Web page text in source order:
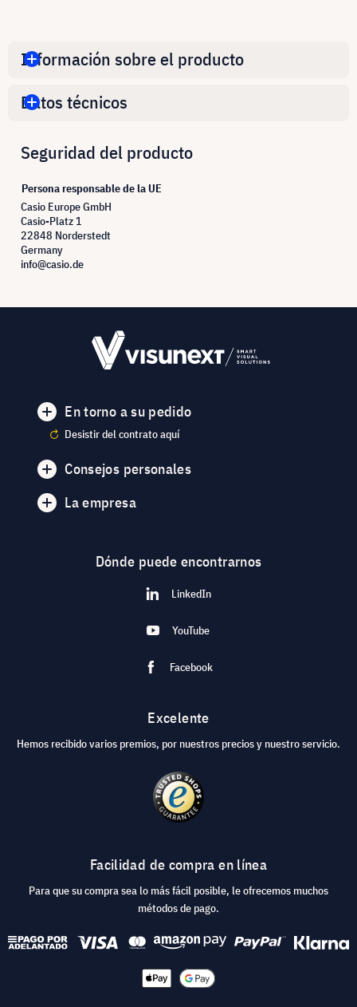
Información sobre el producto
Datos técnicos
Seguridad del producto
Persona responsable de la UE
Casio Europe GmbH
Casio-Platz 1
22848 Norderstedt
Germany
info@casio.de
En torno a su pedido
Desistir del contrato aquí
Consejos personales
La empresa
Dónde puede encontrarnos
LinkedIn
YouTube
Facebook
Excelente
Hemos recibido varios premios, por nuestros precios y nuestro servicio.
Facilidad de compra en línea
Para que su compra sea lo más fácil posible, le ofrecemos muchos
métodos de pago.